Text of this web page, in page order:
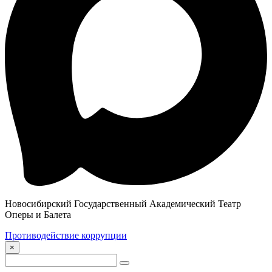
Новосибирский Государственный Академический Театр
Оперы и Балета
Противодействие коррупции
×